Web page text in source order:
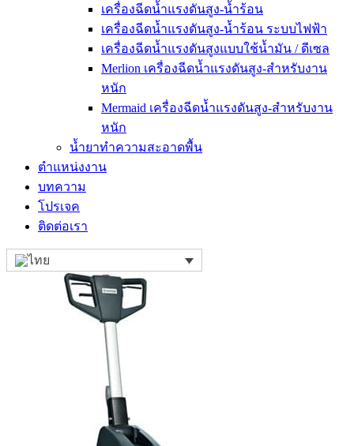
เครื่องฉีดน้ำแรงดันสูง-น้ำร้อน
เครื่องฉีดน้ำแรงดันสูง-น้ำร้อน ระบบไฟฟ้า
เครื่องฉีดน้ำแรงดันสูงแบบใช้น้ำมัน / ดีเซล
Merlion เครื่องฉีดน้ำแรงดันสูง-สำหรับงาน
หนัก
Mermaid เครื่องฉีดน้ำแรงดันสูง-สำหรับงาน
หนัก
น้ำยาทำความสะอาดพื้น
ตำแหน่งงาน
บทความ
โปรเจค
ติดต่อเรา